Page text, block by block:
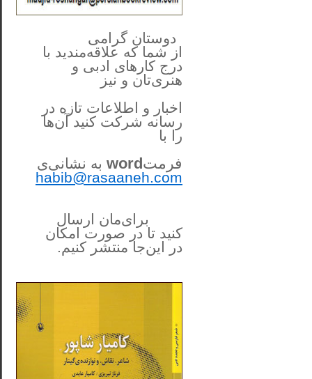
دوستان گرامی
از شما که علاقه‌مندید با
درج کارهای‌ ادبی و
هنری‌تان و نیز
اخبار و اطلاعات تازه در
رسانه شرکت کنید آن‌ها
را با
فرمتword به نشانی‌ی
habib@rasaaneh.com
برای‌مان ارسال
کنید تا در صورت امکان
در این‌جامنتشر کنیم.